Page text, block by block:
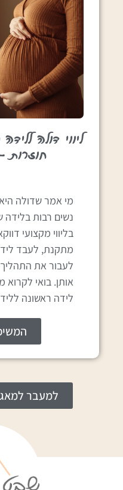
ליווי דולה
חוזרות
מי אמר שדולה
נשים רבות בלידה
בליווי מקצועי
מתקנת, לעבד
לעבור את
אותן. בואי לקרוא
לידה ראשונה
למעבר